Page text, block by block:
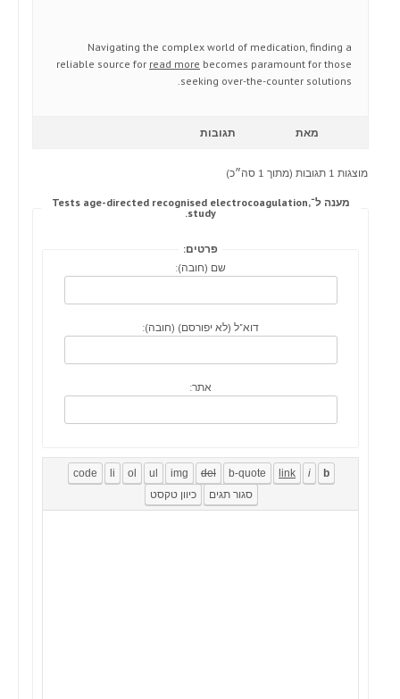
Navigating the complex world of medication, finding a
reliable source for read more becomes paramount for those
seeking over-the-counter solutions.
מאת תגובות
מוצגות 1 תגובות (מתוך 1 סה״כ)
מענה ל־Tests age-directed recognised electrocoagulation,
study.
פרטים:
שם (חובה):
דוא"ל (לא יפורסם) (חובה):
אתר: